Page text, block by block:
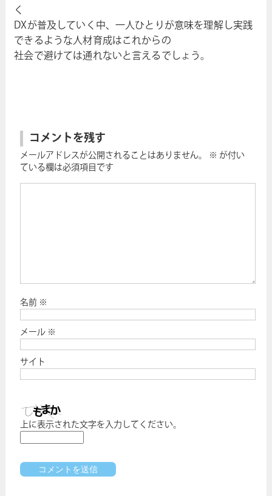
く
DXが普及していく中、一人ひとりが意味を理解し実践
できるような人材育成はこれからの
社会で避けては通れないと言えるでしょう。
コメントを残す
メールアドレスが公開されることはありません。 ※ が付い
ている欄は必須項目です
名前 ※
メール ※
サイト
上に表示された文字を入力してください。